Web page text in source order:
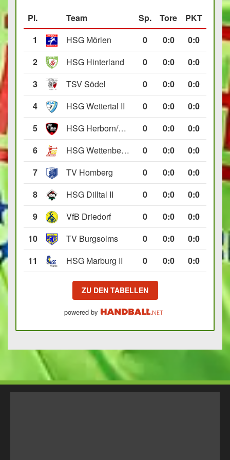
Pl. Team Sp. Tore
PKT
1
HSG Mörlen 0 0:0
0:0
2
HSG Hinterland 0 0:0
0:0
3
TSV Södel 0 0:0
0:0
4
HSG Wettertal II 0 0:0
0:0
5
HSG Herborn/Seelbach 0 0:0
0:0
6
HSG Wettenberg III 0 0:0
0:0
7
TV Homberg 0 0:0
0:0
8
HSG Dilltal II 0 0:0
0:0
9
VfB Driedorf 0 0:0
0:0
10
TV Burgsolms 0 0:0
0:0
11
HSG Marburg II 0 0:0 0:0
ZU DEN TABELLEN
powered by